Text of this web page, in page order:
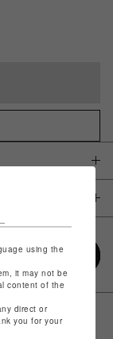
using the
it may not be
content of the
direct or
you for your